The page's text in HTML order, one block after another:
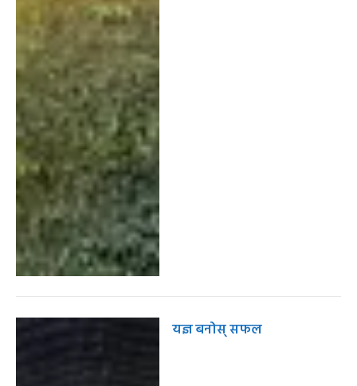
यज्ञ बनोस् सफल